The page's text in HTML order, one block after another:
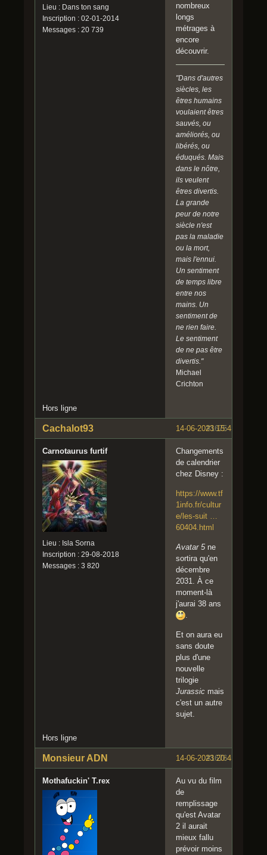
Lieu : Dans ton sang
Inscription : 02-01-2014
Messages : 20 739
nombreux
longs
métrages à
encore
découvrir.
"Dans d'autres
siècles, les
êtres humains
voulaient êtres
sauvés, ou
améliorés, ou
libérés, ou
éduqués. Mais
dans le nôtre,
ils veulent
êtres divertis.
La grande
peur de notre
siècle n'est
pas la maladie
ou la mort,
mais l'ennui.
Un sentiment
de temps libre
entre nos
mains. Un
sentiment de
ne rien faire.
Le sentiment
de ne pas être
divertis."
Michael
Crichton
Hors ligne
#1675
14-06-2023 15:41:02
Cachalot93
Carnotaurus furtif
Lieu : Isla Sorna
Inscription : 29-08-2018
Messages : 3 820
Changements
de calendrier
chez Disney :
https://www.tf
1info.fr/cultur
e/les-suit …
60404.html
Avatar 5ne
sortira qu'en
décembre
2031. À ce
moment-là
j'aurai 38 ans
Et on aura eu
sans doute
plus d'une
nouvelle
trilogie
Jurassic mais
c'est un autre
sujet.
Hors ligne
#1676
14-06-2023 20:41:16
Monsieur ADN
Mothafuckin' T.rex
Au vu du film
de
remplissage
qu'est Avatar
2 il aurait
mieux fallu
prévoir moins